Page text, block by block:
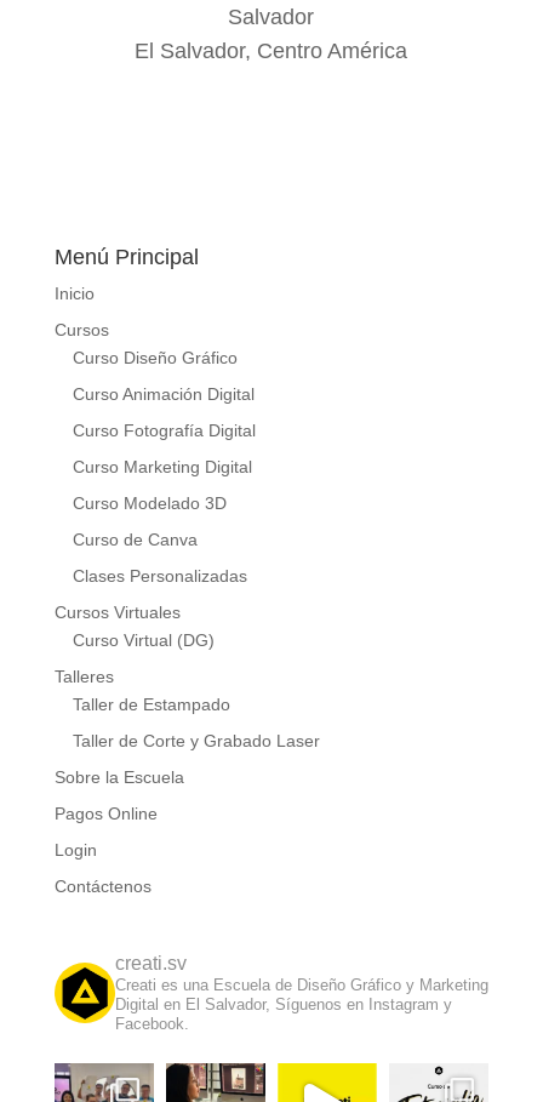
Salvador
El Salvador, Centro América
Menú Principal
Inicio
Cursos
Curso Diseño Gráfico
Curso Animación Digital
Curso Fotografía Digital
Curso Marketing Digital
Curso Modelado 3D
Curso de Canva
Clases Personalizadas
Cursos Virtuales
Curso Virtual (DG)
Talleres
Taller de Estampado
Taller de Corte y Grabado Laser
Sobre la Escuela
Pagos Online
Login
Contáctenos
creati.sv
Creati es una Escuela de Diseño Gráfico y Marketing
Digital en El Salvador, Síguenos en Instagram y
Facebook.